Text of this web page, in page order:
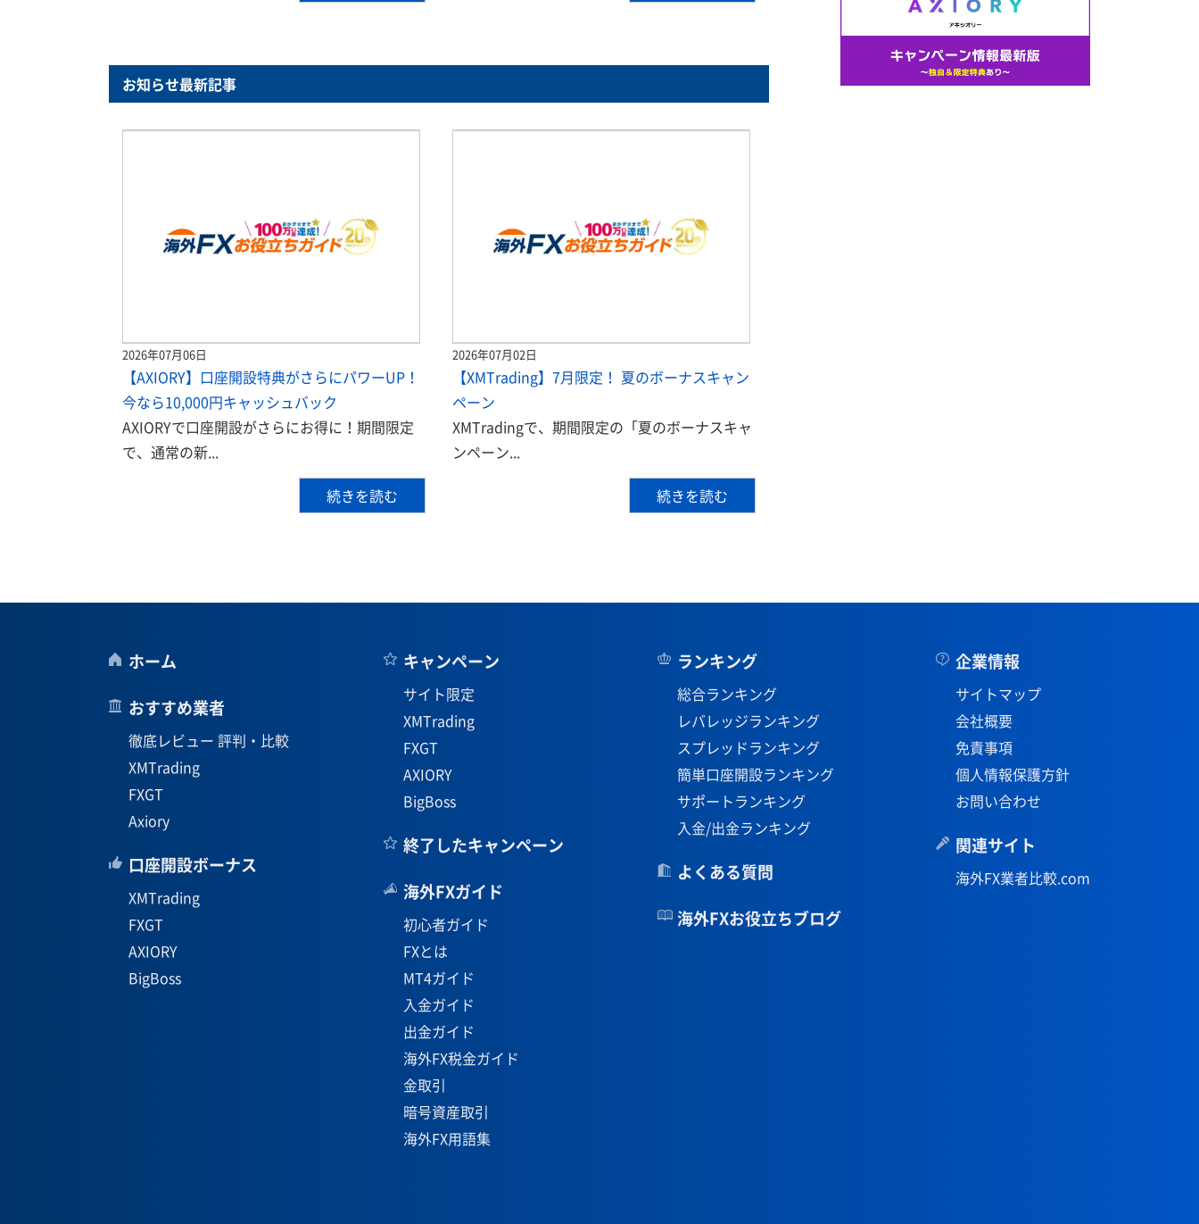
お知らせ最新記事
2026年07月06日
【AXIORY】口座開設特典がさらにパワーUP！
今なら10,000円キャッシュバック
AXIORYで口座開設がさらにお得に！期間限定
で、通常の新...
続きを読む
2026年07月02日
【XMTrading】7月限定！ 夏のボーナスキャン
ペーン
XMTradingで、期間限定の「夏のボーナスキャ
ンペーン...
続きを読む
ホーム
おすすめ業者
徹底レビュー 評判・比較
XMTrading
FXGT
Axiory
口座開設ボーナス
XMTrading
FXGT
AXIORY
BigBoss
キャンペーン
サイト限定
XMTrading
FXGT
AXIORY
BigBoss
終了したキャンペーン
海外FXガイド
初心者ガイド
FXとは
MT4ガイド
入金ガイド
出金ガイド
海外FX税金ガイド
金取引
暗号資産取引
海外FX用語集
ランキング
総合ランキング
レバレッジランキング
スプレッドランキング
簡単口座開設ランキング
サポートランキング
入金/出金ランキング
よくある質問
海外FXお役立ちブログ
企業情報
サイトマップ
会社概要
免責事項
個人情報保護方針
お問い合わせ
関連サイト
海外FX業者比較.com